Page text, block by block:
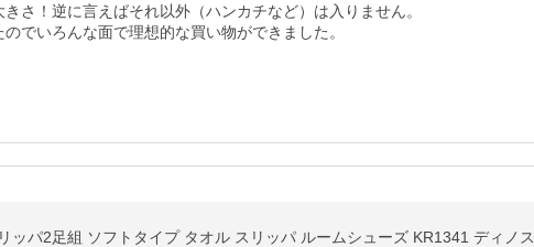
さ！逆に言えばそれ以外（ハンカチなど）は入りません。
でいろんな面で理想的な買い物ができました。
ッパ2足組 ソフトタイプ タオル スリッパ ルームシューズ KR1341 ディノス